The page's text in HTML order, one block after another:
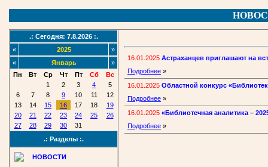
.: Сегодня: 7.8.2026 :.
«
2025
»
«
Январь
»
Пн
Вт Ср Чт Пт Сб
Вс
1
2 3 4
5
6
7 8 9 10 11
12
13
14 15 16 17 18
19
20
21 22 23 24 25
26
27
28 29 30
31
.: Разделы :.
НОВОСТИ
16.01.2025 Астраханцев приглашают на
Подробнее »
16.01.2025 Областной конкурс
Подробнее »
16.01.2025 «Библиотечная аналитика –
Подробнее »